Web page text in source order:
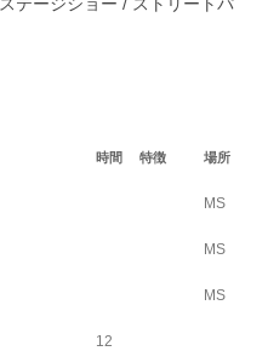
時間 特徴 場所
MS
MS
MS
12